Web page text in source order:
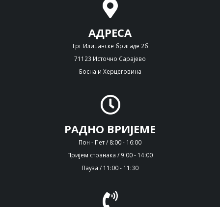
АДРЕСА
Трг Илиџанске бригаде 2б
71123 Источно Сарајево
Босна и Херцеговина
РАДНО ВРИЈЕМЕ
Пон - Пет / 8:00 - 16:00
Пријем странака / 9:00 - 14:00
Пауза / 11:00 - 11:30